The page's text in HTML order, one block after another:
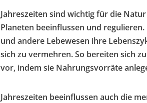
Jahreszeiten sind wichtig für die
Planeten beeinflussen und
und andere Lebewesen ihre
sich zu vermehren. So bereiten sich
vor, indem sie Nahrungsvorräte
Jahreszeiten beeinflussen auch die